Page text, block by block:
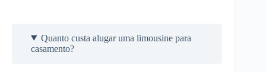
Quanto custa alugar uma limousine para
casamento?